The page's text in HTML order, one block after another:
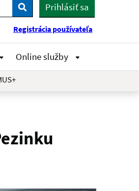
VyhľadajPrihlásiť sa
Registrácia používateľa
Online služby